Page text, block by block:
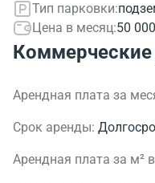
Тип парковки:
Цена в месяц:50
Коммерческие
Арендная плата за
Срок аренды:
Арендная плата за м²